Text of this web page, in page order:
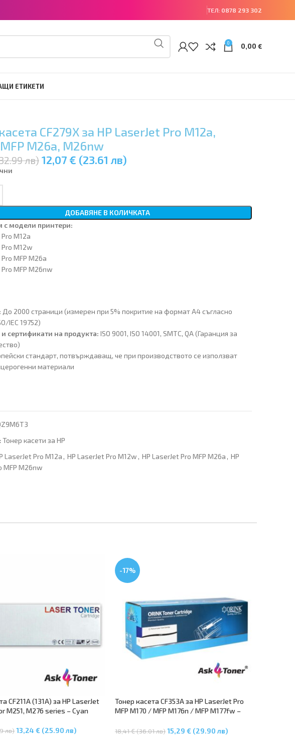
ТЕЛ: 0878 293 302
0 0,00 €
ЕТИКЕТИ
CF279X за HP LaserJet Pro M12a,
M26a, M26nw
лв) 12,07 € (23.61 лв)
ДОБАВЯНЕ В КОЛИЧКАТА
с модeли принтери:
M12a
M12w
MFP M26a
MFP M26nw
До 2000 страници (измерен при 5% покритие на формат A4 съгласно
IEC 19752)
сертификати на продукта: ISO 9001, ISO 14001, SMTC, QA (Гаранция за
стандарт, потвърждаващ, че при производството се използват
материали
Тонер касети за HP
LaserJet Pro M12a , HP LaserJet Pro M12w , HP LaserJet Pro MFP M26a , HP
MFP M26nw
CF211A (131A) за HP LaserJet
M251, M276 series – Cyan
лв)13,24 € (25.90 лв)
-17%
Тонер касета CF353A за HP LaserJet Pro
MFP M170 / MFP M176n / MFP M177fw –
18,41 € (36.01 лв)15,29 € (29.90 лв)